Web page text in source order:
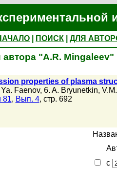
ПОИСК ДЛЯ
"A.R. Mingaleev"
properties of plasma
Faenov, 6. A. Bryunetkin,
81, Вып. 4, стр. 692
с